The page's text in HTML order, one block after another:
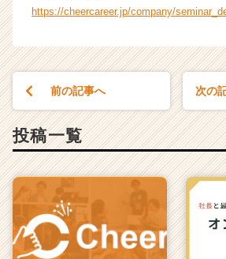
https://cheercareer.jp/company/
前の記事へ 次の
投稿一覧